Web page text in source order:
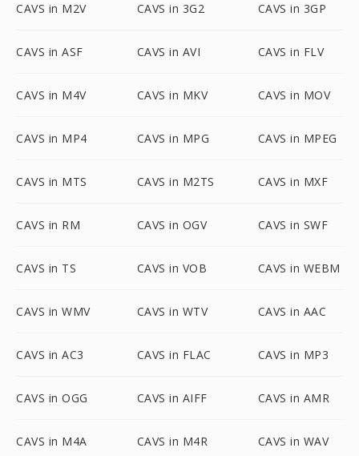
CAVS in M2V CAVS in 3G2 CAVS in 3GP
CAVS in ASF CAVS in AVI CAVS in FLV
CAVS in M4V CAVS in MKV CAVS in MOV
CAVS in MP4 CAVS in MPG CAVS in MPEG
CAVS in MTS CAVS in M2TS CAVS in MXF
CAVS in RM CAVS in OGV CAVS in SWF
CAVS in TS CAVS in VOB CAVS in WEBM
CAVS in WMV CAVS in WTV CAVS in AAC
CAVS in AC3 CAVS in FLAC CAVS in MP3
CAVS in OGG CAVS in AIFF CAVS in AMR
CAVS in M4A CAVS in M4R CAVS in WAV